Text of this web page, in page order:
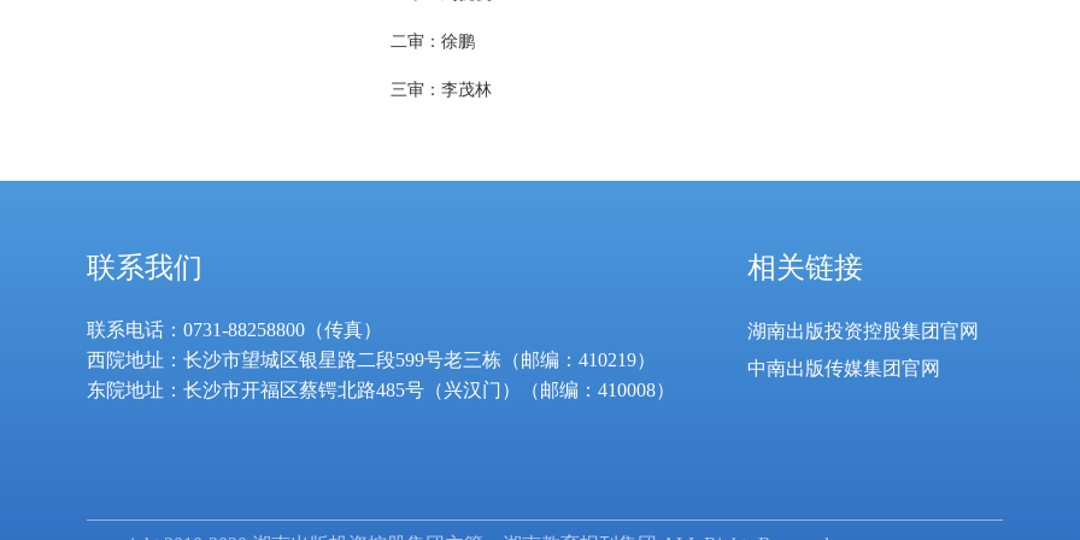
二审：徐鹏
三审：李茂林
联系我们
联系电话：0731-88258800（传真）
西院地址：长沙市望城区银星路二段599号老三栋（邮编：410219）
东院地址：长沙市开福区蔡锷北路485号（兴汉门）（邮编：410008）
相关链接
湖南出版投资控股集团官网
中南出版传媒集团官网